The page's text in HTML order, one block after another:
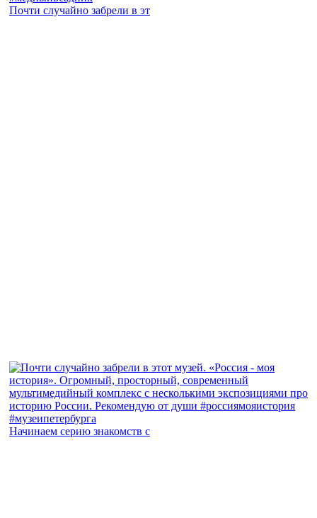
Почти случайно забрели в эт
Начинаем серию знакомств с